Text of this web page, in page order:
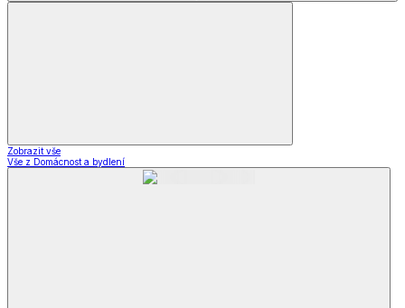
Zobrazit vše
Vše z Domácnost a bydlení